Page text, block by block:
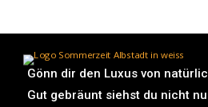
Gönn dir den Luxus von
Gut gebräunt siehst du nicht